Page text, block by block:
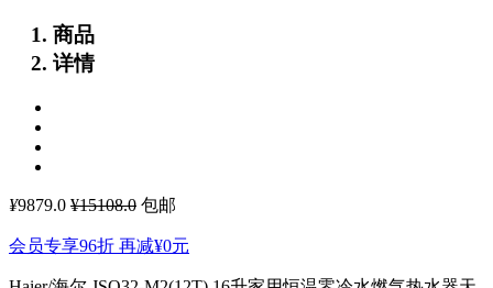
商品
详情
¥9879.0 ¥15108.0 包邮
会员专享96折 再减¥0元